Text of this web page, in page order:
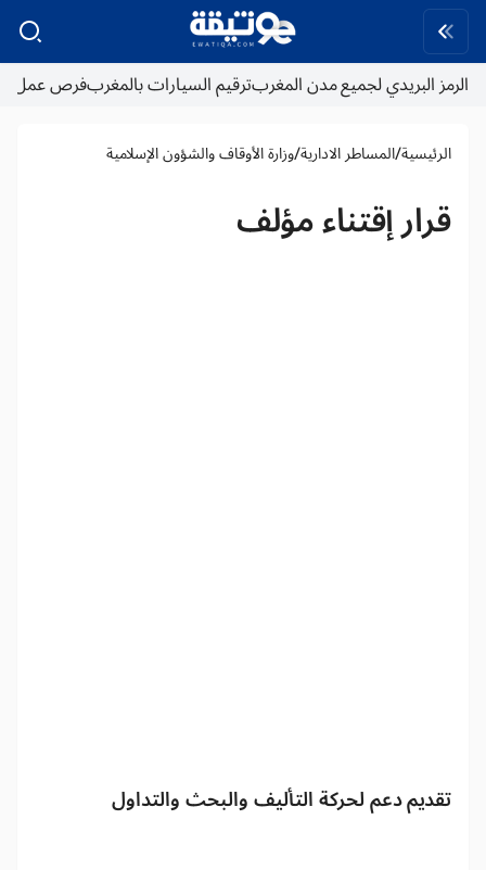
الرمز البريدي لجميع مدن المغربترقيم السيارات بالمغربفرص عمل
الرئيسية/المساطر الادارية/وزارة الأوقاف والشؤون الإسلامية
قرار إقتناء مؤلف
تقديم دعم لحركة التأليف والبحث والتداول